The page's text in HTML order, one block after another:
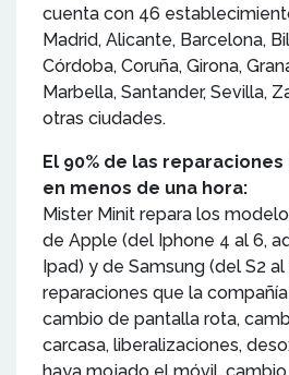
cuenta con 46
Madrid, Alicante, Barcelona,
Córdoba, Coruña, Girona,
Marbella, Santander, Sevilla,
otras ciudades.
El 90% de las
en menos de una hora:
Mister Minit repara los
de Apple (del Iphone 4 al 6,
Ipad) y de Samsung (del S2 al
reparaciones que la
cambio de pantalla rota,
carcasa, liberalizaciones,